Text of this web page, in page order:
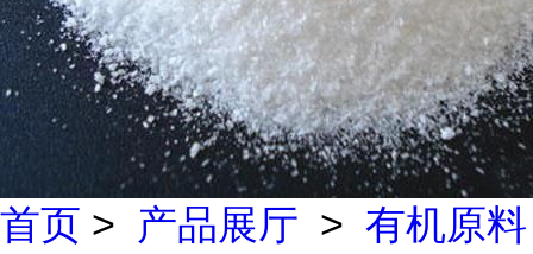
首页 > 产品展厅 > 有机原料